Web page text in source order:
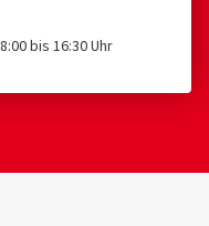
bis 16:30 Uhr